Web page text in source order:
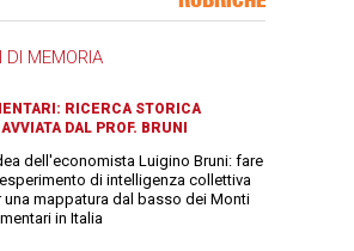
DI MEMORIA
RICERCA STORICA
DAL PROF. BRUNI
dell'economista Luigino Bruni: fare
di intelligenza collettiva
una mappatura dal basso dei Monti
in Italia